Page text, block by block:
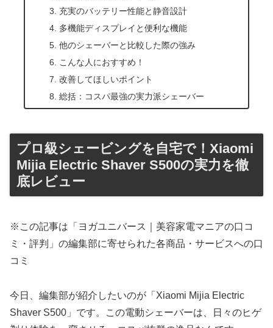
充実のバッテリー性能と静音設計
多機能ディスプレイと便利な機能
他のシェーバーと比較した際の強み
こんな人におすすめ！
改善してほしいポイント
総括：コスパ最強の実力派シェーバー
プロ級シェービングを自宅で！Xiaomi
Mijia Electric Shaver S500の実力を徹
底レビュー
※この記事は「ヨガユニバース｜美容家電マニアの口コ
ミ・評判」の編集部に寄せられた各商品・サービスへの口
コミ
今日、編集部が紹介したいのが「Xiaomi Mijia Electric
Shaver S500」です。この電動シェーバーは、日々のヒゲ